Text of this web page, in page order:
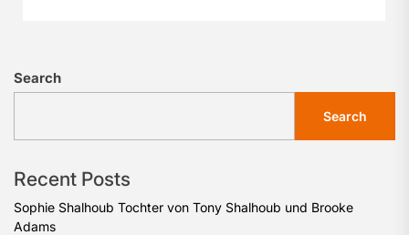
Search
Search
Recent Posts
Sophie Shalhoub Tochter von Tony Shalhoub und Brooke
Adams